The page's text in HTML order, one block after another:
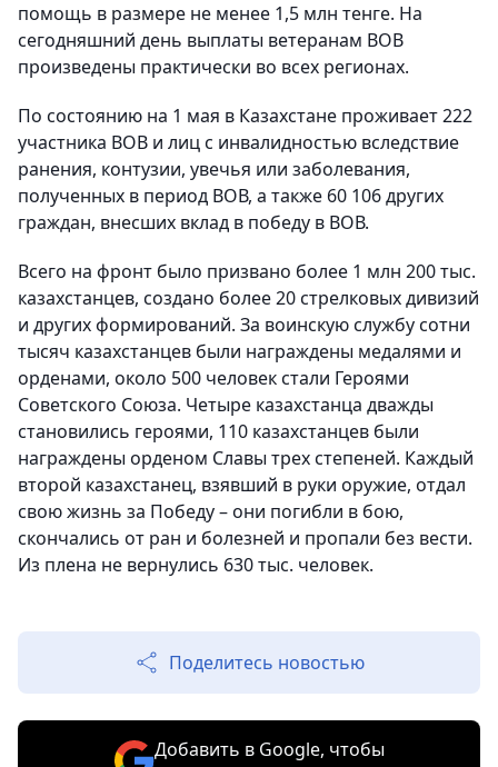
помощь в размере не менее 1,5 млн тенге. На
сегодняшний день выплаты ветеранам ВОВ
произведены практически во всех регионах.
По состоянию на 1 мая в Казахстане проживает 222
участника ВОВ и лиц с инвалидностью вследствие
ранения, контузии, увечья или заболевания,
полученных в период ВОВ, а также 60 106 других
граждан, внесших вклад в победу в ВОВ.
Всего на фронт было призвано более 1 млн 200 тыс.
казахстанцев, создано более 20 стрелковых дивизий
и других формирований. За воинскую службу сотни
тысяч казахстанцев были награждены медалями и
орденами, около 500 человек стали Героями
Советского Союза. Четыре казахстанца дважды
становились героями, 110 казахстанцев были
награждены орденом Славы трех степеней. Каждый
второй казахстанец, взявший в руки оружие, отдал
свою жизнь за Победу – они погибли в бою,
скончались от ран и болезней и пропали без вести.
Из плена не вернулись 630 тыс. человек.
Поделитесь новостью
Добавить в Google, чтобы